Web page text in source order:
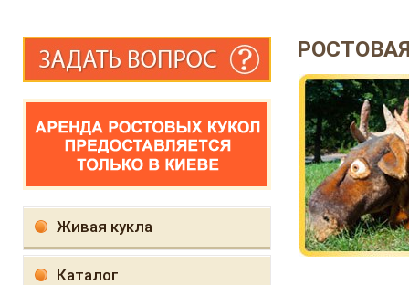
Живая кукла
Каталог